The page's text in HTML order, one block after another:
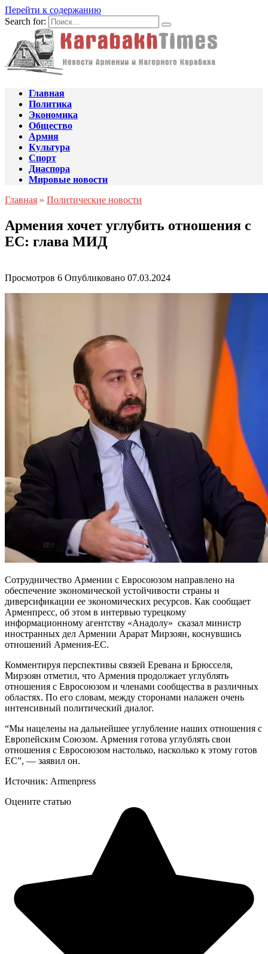
Перейти к содержанию
Search for:
Главная
Политика
Экономика
Общество
Армия
Культура
Спорт
Диаспора
Мировые новости
Главная » Политические новости
Армения хочет углубить отношения с
ЕС: глава МИД
Просмотров 6 Опубликовано 07.03.2024
Сотрудничество Армении с Евросоюзом направлено на
обеспечение экономической устойчивости страны и
диверсификации ее экономических ресурсов. Как сообщает
Арменпресс, об этом в интервью турецкому
информационному агентству «Анадолу» сказал министр
иностранных дел Армении Арарат Мирзоян, коснувшись
отношений Армения-ЕС.
Комментируя перспективы связей Еревана и Брюсселя,
Мирзоян отметил, что Армения продолжает углублять
отношения с Евросоюзом и членами сообщества в различных
областях. По его словам, между сторонами налажен очень
интенсивный политический диалог.
“Мы нацелены на дальнейшее углубление наших отношения с
Европейским Союзом. Армения готова углублять свои
отношения с Евросоюзом настолько, насколько к этому готов
ЕС”, — заявил он.
Источник: Armenpress
Оцените статью